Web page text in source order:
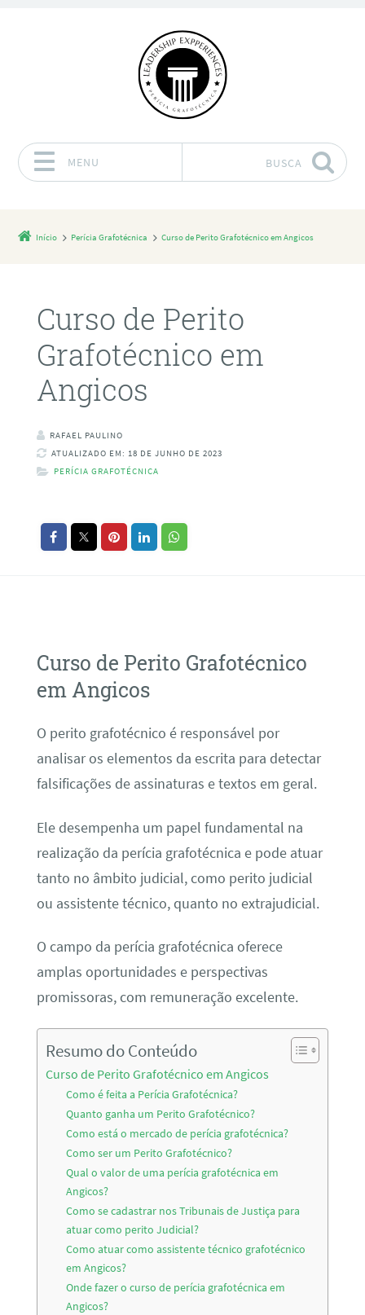
MENU BUSCA
Início Perícia Grafotécnica Curso de Perito Grafotécnico em Angicos
Curso de Perito
Grafotécnico em
Angicos
RAFAEL PAULINO
ATUALIZADO EM: 18 DE JUNHO DE 2023
PERÍCIA GRAFOTÉCNICA
Curso de Perito Grafotécnico
em Angicos
O perito grafotécnico é responsável por
analisar os elementos da escrita para detectar
falsificações de assinaturas e textos em geral.
Ele desempenha um papel fundamental na
realização da perícia grafotécnica e pode atuar
tanto no âmbito judicial, como perito judicial
ou assistente técnico, quanto no extrajudicial.
O campo da perícia grafotécnica oferece
amplas oportunidades e perspectivas
promissoras, com remuneração excelente.
Resumo do Conteúdo
Curso de Perito Grafotécnico em Angicos
Como é feita a Perícia Grafotécnica?
Quanto ganha um Perito Grafotécnico?
Como está o mercado de perícia grafotécnica?
Como ser um Perito Grafotécnico?
Qual o valor de uma perícia grafotécnica em
Angicos?
Como se cadastrar nos Tribunais de Justiça para
atuar como perito Judicial?
Como atuar como assistente técnico grafotécnico
em Angicos?
Onde fazer o curso de perícia grafotécnica em
Angicos?